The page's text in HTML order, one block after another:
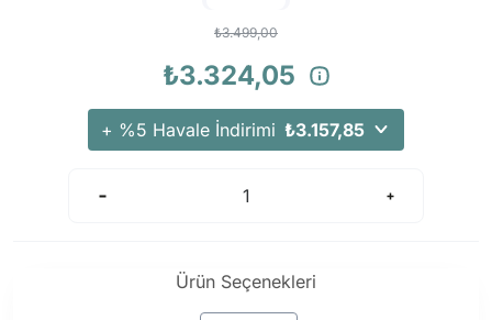
₺3.499,00
₺3.324,05
+ %5 Havale İndirimi ₺3.157,85
Ürün Seçenekleri